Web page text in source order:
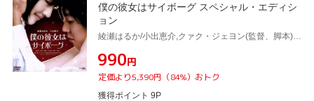
僕の彼女はサイボーグ スペシャル・エディシ
ョン
綾瀬はるか/小出恵介,クァク・ジェヨン(監督、脚本),大坪直樹(音楽)
¥990円
定価より5,390円（84%）おトク
獲得ポイント 9P